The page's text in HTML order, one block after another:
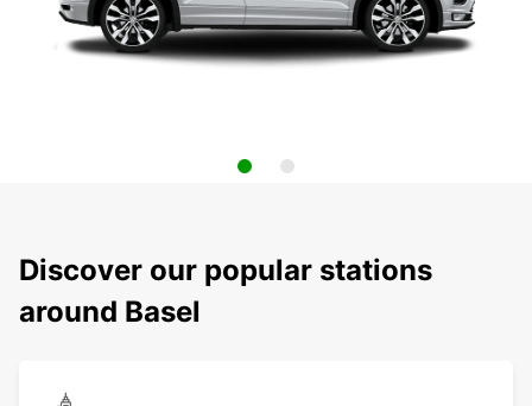
Discover our popular stations
around Basel